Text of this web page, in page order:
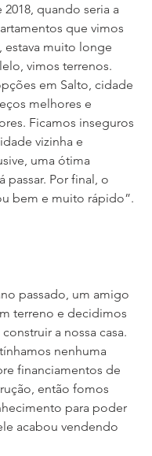
2018, quando seria a
que vimos
estava muito longe
vimos terrenos.
em Salto, cidade
melhores e
Ficamos inseguros
vizinha e
uma ótima
passar. Por final, o
bem e muito rápido”.
passado, um amigo
terreno e decidimos
a nossa casa.
nenhuma
financiamentos de
então fomos
para poder
acabou vendendo